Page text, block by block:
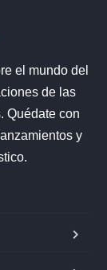
el mundo del
de las
Quédate con
y